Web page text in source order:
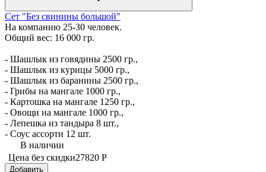
Сет "Без свинины большой"
На компанию 25-30 человек.
Общий вес: 16 000 гр.
- Шашлык из говядины 2500 гр.,
- Шашлык из курицы 5000 гр.,
- Шашлык из баранины 2500 гр.,
- Грибы на мангале 1000 гр.,
- Картошка на мангале 1250 гр.,
- Овощи на мангале 1000 гр.,
- Лепешка из тандыра 8 шт.,
- Соус ассорти 12 шт.
В наличии
Цена без скидки27820 Р
Добавить